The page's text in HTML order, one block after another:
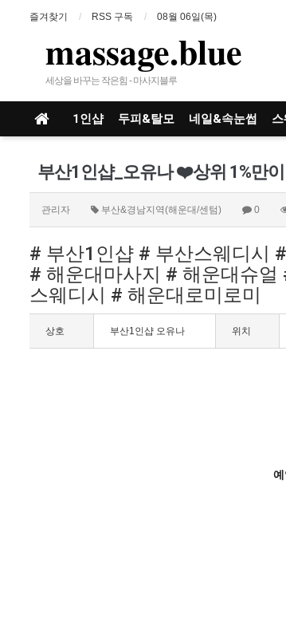
즐겨찾기 RSS 구독 08월 06일(목)
massage.blue
세상을 바꾸는 작은힘 - 마사지블루
1인샵 두피&탈모 네일&속눈썹
관리자 부산&경남지역(해운대/센텀) 0
# 부산1인샵 # 부산스웨디시
# 해운대마사지 # 해운대슈
스웨디시 # 해운대로미로미
상호 부산1인샵 오유나 위치